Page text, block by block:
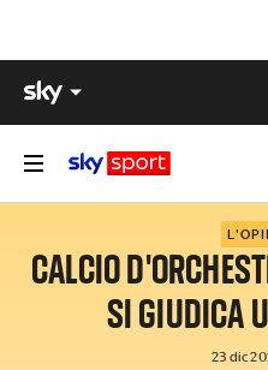
CALCIO
SI GIUDICA
23 dic